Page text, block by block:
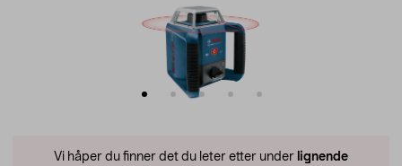
Vi håper du finner det du leter etter under lignende